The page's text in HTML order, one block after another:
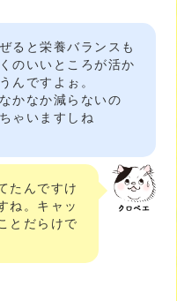
ると栄養バランスも
のいいところが活か
んですよぉ。
かなか減らないの
ゃいますしね
たんですけ
ね。キャッ
とだらけで